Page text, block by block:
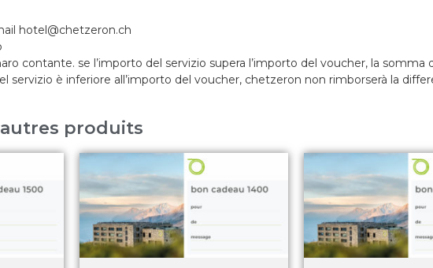
hotel@chetzeron.ch
contante. se l’importo del servizio supera l’importo del voucher, la somma
è inferiore all’importo del voucher, chetzeron non rimborserà la
autres produits